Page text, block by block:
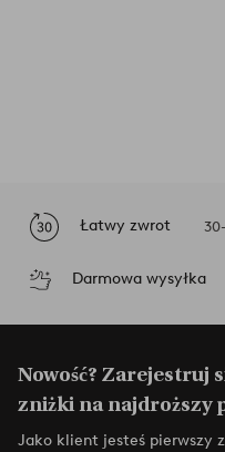
Łatwy zwrot
Darmowa wysyłka
Nowość? Zarejestruj
zniżki na najdroższy
Jako klient jesteś pierwszy